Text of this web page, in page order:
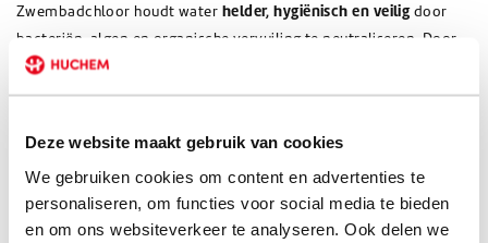
Deze website maakt gebruik van cookies
We gebruiken cookies om content en advertenties te
personaliseren, om functies voor social media te bieden
en om ons websiteverkeer te analyseren. Ook delen we
Zwembadchloor houdt water helder, hygiënisch en veiligdoor
bacteriën, algen en organische vervuiling te neutraliseren. Door
de chloorwaarde op peil te houden worden
geurtjes en afzettingen op wanden en bodem voorkomen. De
de gewenste doseringsmethode en de belasting van het bad.
Assortiment zwembadchloor bij
Huchem